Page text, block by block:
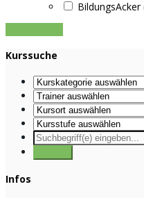
BildungsAcker
Kurssuche
Infos